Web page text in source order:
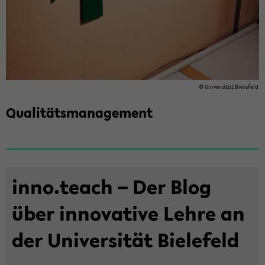
© Uni­ver­si­tät Bie­le­feld
Qua­li­täts­ma­nage­ment
inno.teach – Der Blog
über in­no­va­ti­ve Lehre an
der Uni­ver­si­tät Bie­le­feld